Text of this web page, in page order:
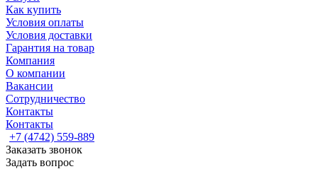
Как купить
Условия оплаты
Условия доставки
Гарантия на товар
Компания
О компании
Вакансии
Сотрудничество
Контакты
Контакты
+7 (4742) 559-889
Заказать звонок
Задать вопрос